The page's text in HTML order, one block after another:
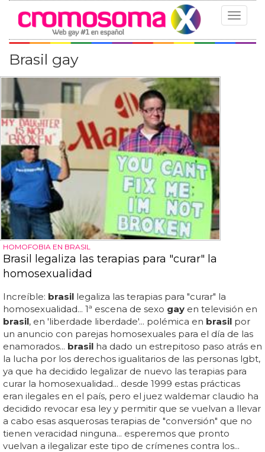
Toggle
Brasil gay
HOMOFOBIA EN BRASIL
Brasil legaliza las terapias para "curar" la
homosexualidad
Increíble: brasil legaliza las terapias para "curar" la
homosexualidad... 1ª escena de sexo gay en televisión en
brasil, en 'liberdade liberdade'... polémica en brasil por
un anuncio con parejas homosexuales para el día de las
enamorados... brasil ha dado un estrepitoso paso atrás en
la lucha por los derechos igualitarios de las personas lgbt,
ya que ha decidido legalizar de nuevo las terapias para
curar la homosexualidad... desde 1999 estas prácticas
eran ilegales en el país, pero el juez waldemar claudio ha
decidido revocar esa ley y permitir que se vuelvan a llevar
a cabo esas asquerosas terapias de "conversión" que no
tienen veracidad ninguna... esperemos que pronto
vuelvan a ilegalizar este tipo de crímenes contra los...